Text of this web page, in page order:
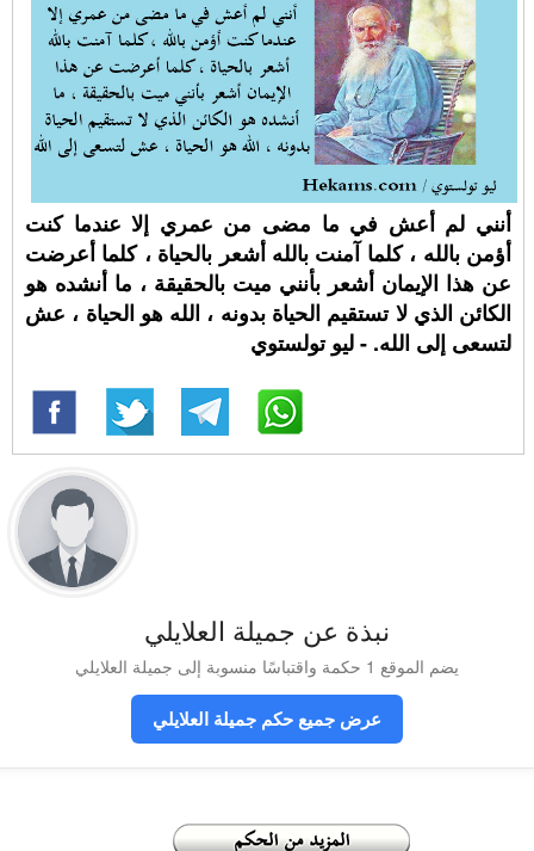
أنني لم أعش في ما مضى من عمري إلا عندما كنت
أؤمن بالله ، كلما آمنت بالله أشعر بالحياة ، كلما أعرضت
عن هذا الإيمان أشعر بأنني ميت بالحقيقة ، ما أنشده هو
الكائن الذي لا تستقيم الحياة بدونه ، الله هو الحياة ، عش
لتسعى إلى الله. - ليو تولستوي
نبذة عن جميلة العلايلي
يضم الموقع 1 حكمة واقتباسًا منسوبة إلى جميلة العلايلي
عرض جميع حكم جميلة العلايلي